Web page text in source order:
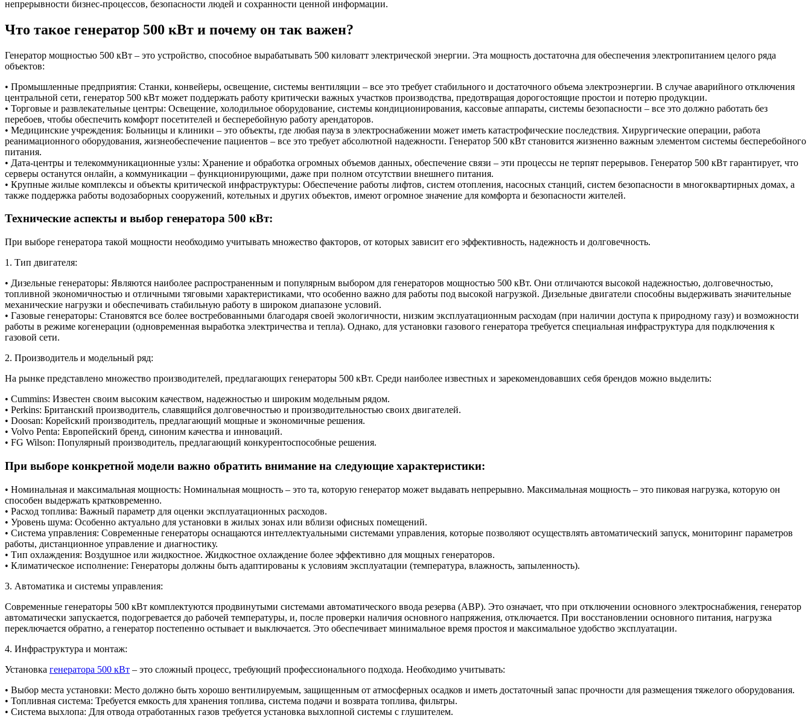
непрерывности бизнес-процессов, безопасности людей и сохранности ценной информации.
Что такое генератор 500 кВт и почему он так важен?
Генератор мощностью 500 кВт – это устройство, способное вырабатывать 500 киловатт электрической энергии. Эта мощность достаточна для обеспечения электропитанием целого ряда
объектов:
• Промышленные предприятия: Станки, конвейеры, освещение, системы вентиляции – все это требует стабильного и достаточного объема электроэнергии. В случае аварийного отключения
центральной сети, генератор 500 кВт может поддержать работу критически важных участков производства, предотвращая дорогостоящие простои и потерю продукции.
• Торговые и развлекательные центры: Освещение, холодильное оборудование, системы кондиционирования, кассовые аппараты, системы безопасности – все это должно работать без
перебоев, чтобы обеспечить комфорт посетителей и бесперебойную работу арендаторов.
• Медицинские учреждения: Больницы и клиники – это объекты, где любая пауза в электроснабжении может иметь катастрофические последствия. Хирургические операции, работа
реанимационного оборудования, жизнеобеспечение пациентов – все это требует абсолютной надежности. Генератор 500 кВт становится жизненно важным элементом системы бесперебойного
питания.
• Дата-центры и телекоммуникационные узлы: Хранение и обработка огромных объемов данных, обеспечение связи – эти процессы не терпят перерывов. Генератор 500 кВт гарантирует, что
серверы останутся онлайн, а коммуникации – функционирующими, даже при полном отсутствии внешнего питания.
• Крупные жилые комплексы и объекты критической инфраструктуры: Обеспечение работы лифтов, систем отопления, насосных станций, систем безопасности в многоквартирных домах, а
также поддержка работы водозаборных сооружений, котельных и других объектов, имеют огромное значение для комфорта и безопасности жителей.
Технические аспекты и выбор генератора 500 кВт:
При выборе генератора такой мощности необходимо учитывать множество факторов, от которых зависит его эффективность, надежность и долговечность.
1. Тип двигателя:
• Дизельные генераторы: Являются наиболее распространенным и популярным выбором для генераторов мощностью 500 кВт. Они отличаются высокой надежностью, долговечностью,
топливной экономичностью и отличными тяговыми характеристиками, что особенно важно для работы под высокой нагрузкой. Дизельные двигатели способны выдерживать значительные
механические нагрузки и обеспечивать стабильную работу в широком диапазоне условий.
• Газовые генераторы: Становятся все более востребованными благодаря своей экологичности, низким эксплуатационным расходам (при наличии доступа к природному газу) и возможности
работы в режиме когенерации (одновременная выработка электричества и тепла). Однако, для установки газового генератора требуется специальная инфраструктура для подключения к
газовой сети.
2. Производитель и модельный ряд:
На рынке представлено множество производителей, предлагающих генераторы 500 кВт. Среди наиболее известных и зарекомендовавших себя брендов можно выделить:
• Cummins: Известен своим высоким качеством, надежностью и широким модельным рядом.
• Perkins: Британский производитель, славящийся долговечностью и производительностью своих двигателей.
• Doosan: Корейский производитель, предлагающий мощные и экономичные решения.
• Volvo Penta: Европейский бренд, синоним качества и инноваций.
• FG Wilson: Популярный производитель, предлагающий конкурентоспособные решения.
При выборе конкретной модели важно обратить внимание на следующие характеристики:
• Номинальная и максимальная мощность: Номинальная мощность – это та, которую генератор может выдавать непрерывно. Максимальная мощность – это пиковая нагрузка, которую он
способен выдержать кратковременно.
• Расход топлива: Важный параметр для оценки эксплуатационных расходов.
• Уровень шума: Особенно актуально для установки в жилых зонах или вблизи офисных помещений.
• Система управления: Современные генераторы оснащаются интеллектуальными системами управления, которые позволяют осуществлять автоматический запуск, мониторинг параметров
работы, дистанционное управление и диагностику.
• Тип охлаждения: Воздушное или жидкостное. Жидкостное охлаждение более эффективно для мощных генераторов.
• Климатическое исполнение: Генераторы должны быть адаптированы к условиям эксплуатации (температура, влажность, запыленность).
3. Автоматика и системы управления:
Современные генераторы 500 кВт комплектуются продвинутыми системами автоматического ввода резерва (АВР). Это означает, что при отключении основного электроснабжения, генератор
автоматически запускается, подогревается до рабочей температуры, и, после проверки наличия основного напряжения, отключается. При восстановлении основного питания, нагрузка
переключается обратно, а генератор постепенно остывает и выключается. Это обеспечивает минимальное время простоя и максимальное удобство эксплуатации.
4. Инфраструктура и монтаж:
Установка генератора 500 кВт – это сложный процесс, требующий профессионального подхода. Необходимо учитывать:
• Выбор места установки: Место должно быть хорошо вентилируемым, защищенным от атмосферных осадков и иметь достаточный запас прочности для размещения тяжелого оборудования.
• Топливная система: Требуется емкость для хранения топлива, система подачи и возврата топлива, фильтры.
• Система выхлопа: Для отвода отработанных газов требуется установка выхлопной системы с глушителем.